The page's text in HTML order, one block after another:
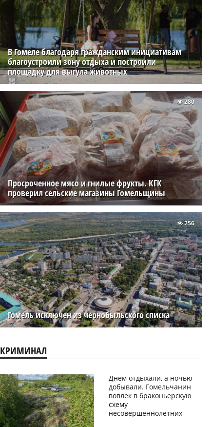
В Гомеле благодаря гражданским инициативам
благоустроили зону отдыха и построили
площадку для выгула животных
Просроченное мясо и гнилые фрукты. КГК
проверил сельские магазины Гомельщины
280
Гомель исключен из чернобыльского списка
256
КРИМИНАЛ
Днем отдыхали, а ночью
добывали. Гомельчанин
вовлек в браконьерскую
схему
несовершеннолетних